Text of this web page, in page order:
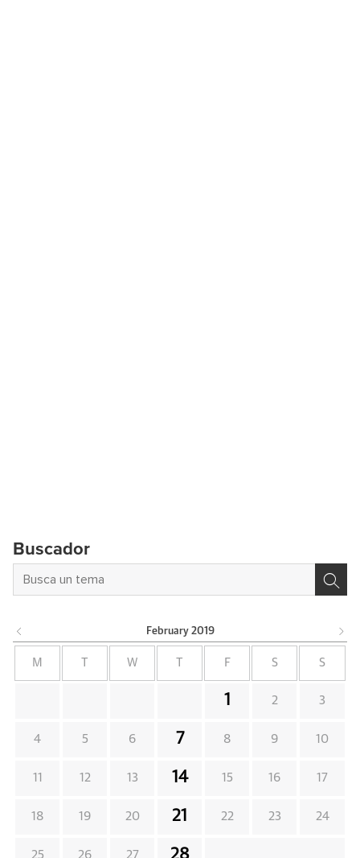
Buscador
February 2019
M W F S S
1 2 3
4 5 6 7 8 9 10
11 12 13 14 15 16 17
18 19 20 21 22 23 24
25 26 27